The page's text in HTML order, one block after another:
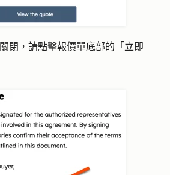
關閉 ，請點擊報價單底部的「 立即